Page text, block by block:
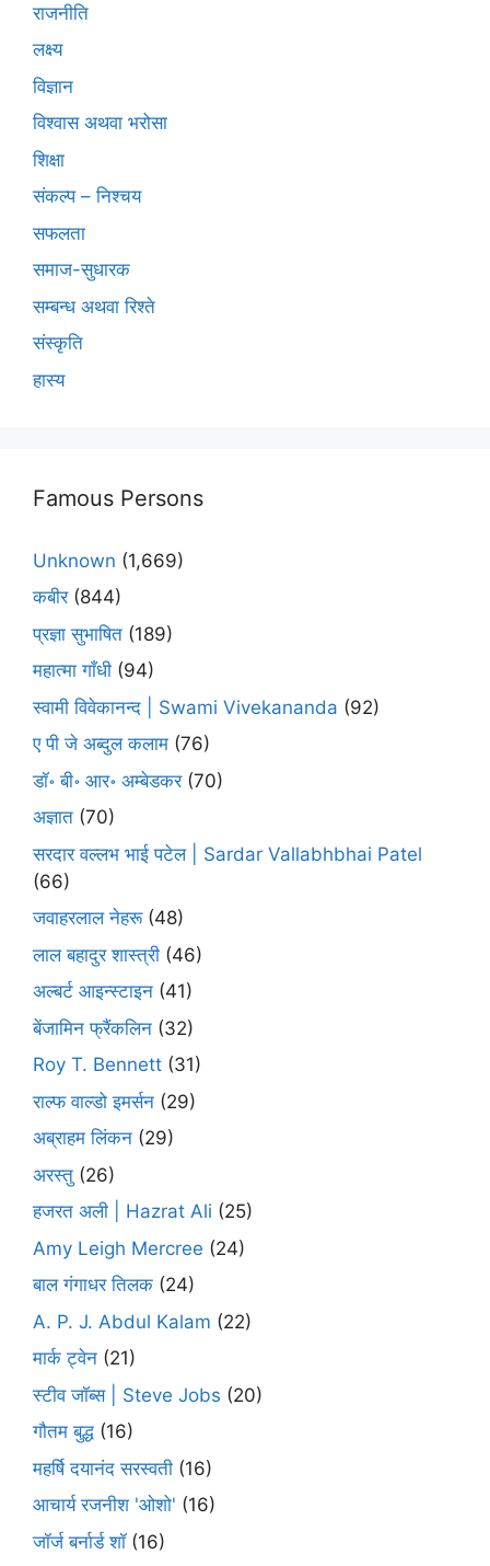
राजनीति
लक्ष्य
विज्ञान
विश्वास अथवा भरोसा
शिक्षा
संकल्प – निश्चय
सफलता
समाज-सुधारक
सम्बन्ध अथवा रिश्ते
संस्कृति
हास्य
Famous Persons
Unknown (1,669)
कबीर(844)
प्रज्ञा सुभाषित (189)
महात्मा गाँधी (94)
स्वामी विवेकानन्द | Swami Vivekananda (92)
ए पी जे अब्दुल कलाम (76)
डॉ॰ बी॰ आर॰ अम्बेडकर(70)
अज्ञात (70)
सरदार वल्लभ भाई पटेल | Sardar Vallabhbhai Patel
(66)
जवाहरलाल नेहरू(48)
लाल बहादुर शास्त्री (46)
अल्बर्ट आइन्स्टाइन (41)
बेंजामिन फ्रैंकलिन (32)
Roy T. Bennett (31)
राल्फ वाल्डो इमर्सन (29)
अब्राहम लिंकन (29)
अरस्तु (26)
हजरत अली | Hazrat Ali (25)
Amy Leigh Mercree (24)
बाल गंगाधर तिलक (24)
A. P. J. Abdul Kalam (22)
मार्क ट्वेन (21)
स्टीव जॉब्स | Steve Jobs (20)
गौतम बुद्ध (16)
महर्षि दयानंद सरस्वती (16)
आचार्य रजनीश 'ओशो' (16)
जॉर्ज बर्नार्ड शॉ(16)